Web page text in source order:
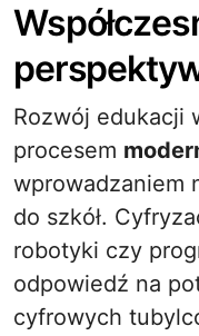
Rozwój edukacji
procesem
wprowadzaniem
do szkół.
robotyki czy
odpowiedź na
cyfrowych